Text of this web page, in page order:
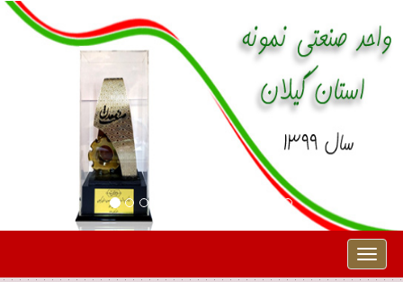
Toggle
navigation